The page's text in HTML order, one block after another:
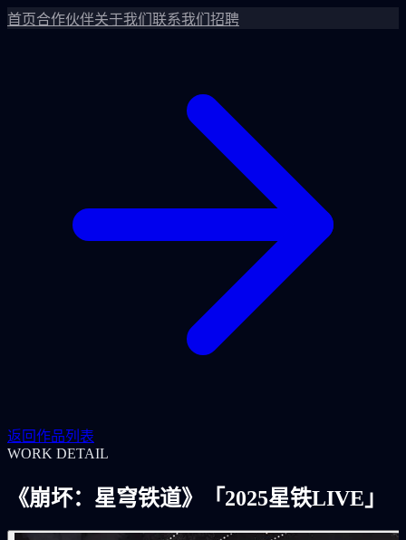
首页合作伙伴关于我们 联系我们 招聘
返回作品列表
WORK DETAIL
《崩坏：星穹铁道》「2025星铁LIVE」